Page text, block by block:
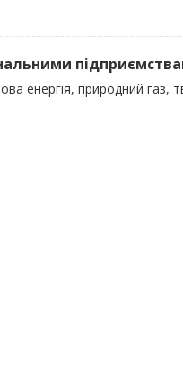
енергія, природний газ,